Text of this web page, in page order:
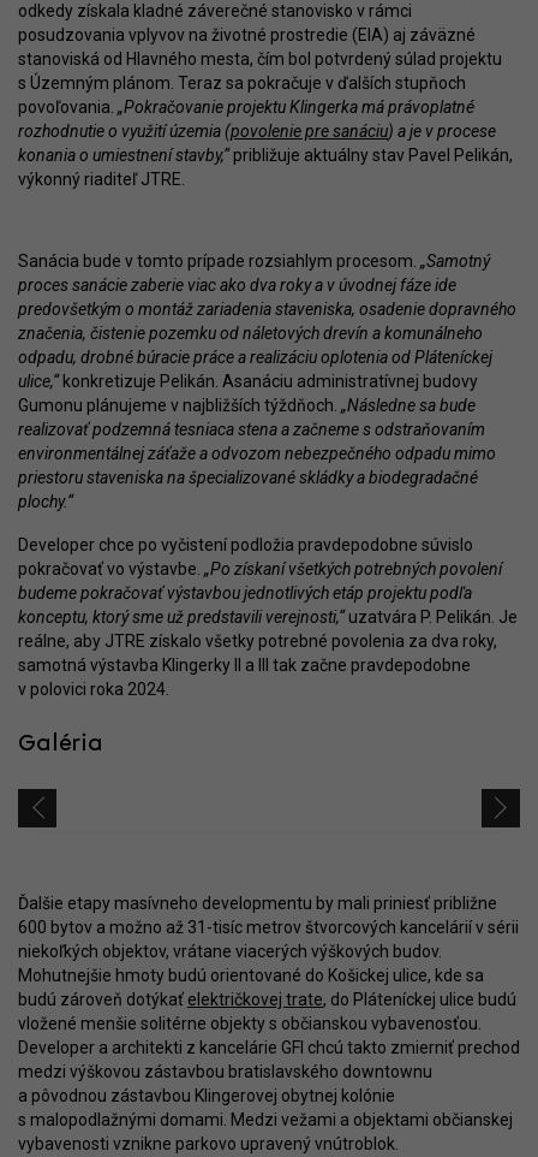
odkedy získala kladné záverečné stanovisko v rámci
posudzovania vplyvov na životné prostredie (EIA) aj záväzné
stanoviská od Hlavného mesta, čím bol potvrdený súlad projektu
s Územným plánom. Teraz sa pokračuje v ďalších stupňoch
povoľovania. „Pokračovanie projektu Klingerka má právoplatné
rozhodnutie o využití územia (povolenie pre sanáciu) a je v procese
konania o umiestnení stavby,“približuje aktuálny stav Pavel Pelikán,
výkonný riaditeľ JTRE.
Sanácia bude v tomto prípade rozsiahlym procesom. „Samotný
proces sanácie zaberie viac ako dva roky a v úvodnej fáze ide
predovšetkým o montáž zariadenia staveniska, osadenie dopravného
značenia, čistenie pozemku od náletových drevín a komunálneho
odpadu, drobné búracie práce a realizáciu oplotenia od Pláteníckej
ulice,“konkretizuje Pelikán. Asanáciu administratívnej budovy
Gumonu plánujeme v najbližších týždňoch. „Následne sa bude
realizovať podzemná tesniaca stena a začneme s odstraňovaním
environmentálnej záťaže a odvozom nebezpečného odpadu mimo
priestoru staveniska na špecializované skládky a biodegradačné
plochy.“
Developer chce po vyčistení podložia pravdepodobne súvislo
pokračovať vo výstavbe. „Po získaní všetkých potrebných povolení
budeme pokračovať výstavbou jednotlivých etáp projektu podľa
konceptu, ktorý sme už predstavili verejnosti,“uzatvára P. Pelikán. Je
reálne, aby JTRE získalo všetky potrebné povolenia za dva roky,
samotná výstavba Klingerky II a III tak začne pravdepodobne
v polovici roka 2024.
Galéria
Ďalšie etapy masívneho developmentu by mali priniesť približne
600 bytov a možno až 31-tisíc metrov štvorcových kancelárií v sérii
niekoľkých objektov, vrátane viacerých výškových budov.
Mohutnejšie hmoty budú orientované do Košickej ulice, kde sa
budú zároveň dotýkať električkovej trate, do Pláteníckej ulice budú
vložené menšie solitérne objekty s občianskou vybavenosťou.
Developer a architekti z kancelárie GFI chcú takto zmierniť prechod
medzi výškovou zástavbou bratislavského downtownu
a pôvodnou zástavbou Klingerovej obytnej kolónie
s malopodlažnými domami. Medzi vežami a objektami občianskej
vybavenosti vznikne parkovo upravený vnútroblok.